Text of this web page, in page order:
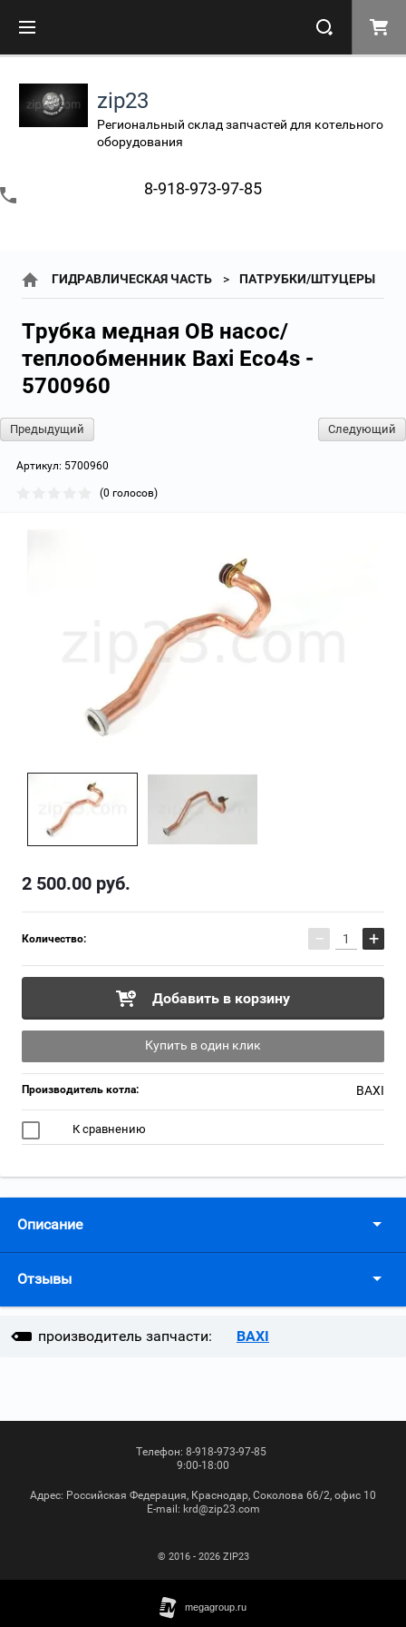
zip23
Региональный склад запчастей для котельного
оборудования
8-918-973-97-85
ГИДРАВЛИЧЕСКАЯ ЧАСТЬ ПАТРУБКИ/ШТУЦЕРЫ
Трубка медная ОВ насос/
теплообменник Baxi Eco4s -
5700960
Предыдущий Следующий
Артикул: 5700960
(0 голосов)
2 500.00 руб.
Количество: − +
Добавить в корзину
Купить в один клик
Производитель котла: BAXI
К сравнению
Описание
Отзывы
производитель запчасти: BAXI
Телефон: 8-918-973-97-85
9:00-18:00
Адрес: Российская Федерация, Краснодар, Соколова 66/2, офис 10
Е-mail: krd@zip23.com
© 2016 - 2026 ZIP23